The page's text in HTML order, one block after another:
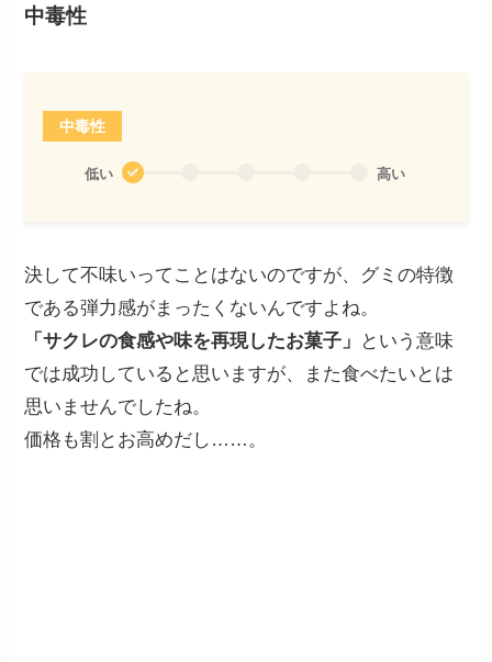
中毒性
中毒性
低い 高い
決して不味いってことはないのですが、グミの特徴
である弾力感がまったくないんですよね。
「サクレの食感や味を再現したお菓子」
という意味
では成功していると思いますが、また食べたいとは
思いませんでしたね。
価格も割とお高めだし……。